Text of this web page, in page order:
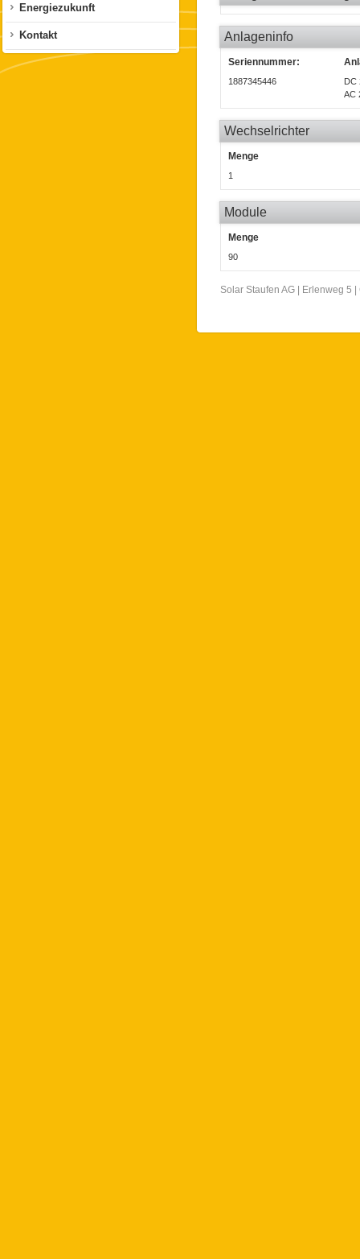
Energiezukunft
Kontakt Anlageninfo
Seriennummer:
1887345446
DC
AC
Wechselrichter
Menge
1
Module
Menge
90
Solar Staufen AG | Erlenweg 5